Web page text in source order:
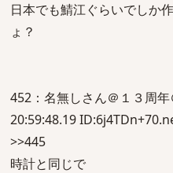
日本でも鯖江ぐらいでしか
ょ？
452：名無しさん＠１３周
20:59:48.19
>>445
時計と同じで